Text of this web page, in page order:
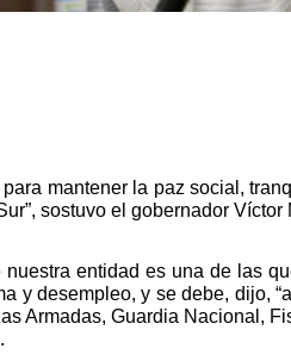
mantener la paz social,
sostuvo el gobernador Víctor
entidad es una de las
y desempleo, y se debe, dijo,
Armadas, Guardia Nacional,